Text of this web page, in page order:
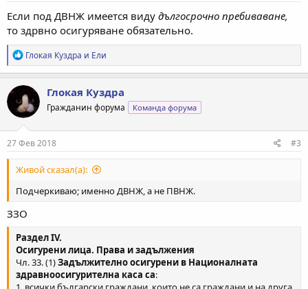
Если под ДВНЖ имеется виду дългосрочно пребиваване,
то здрвно осигуряване обязательно.
Р
е
а
к
ц
и
и
:
Глокая Куздра и Ели
Глокая Куздра
Гражданин форума Команда форума
27 Фев 2018 #3
Живой сказал(а):
Подчеркиваю; именно ДВНЖ, а не ПВНЖ.
ЗЗО
Раздел IV.
Осигурени лица. Права и задължения
Чл. 33. (1)Задължително осигурени в Националната
здравноосигурителна каса са: